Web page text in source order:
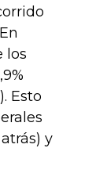
los
Esto
y